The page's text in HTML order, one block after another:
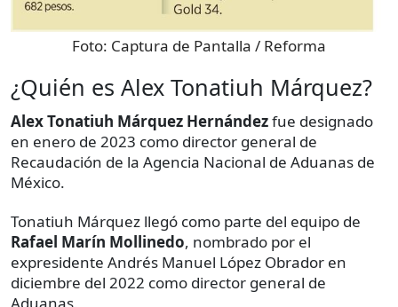
Foto: Captura de Pantalla / Reforma
¿Quién es Alex Tonatiuh Márquez?
Alex Tonatiuh Márquez Hernándezfue designado
en enero de 2023 como director general de
Recaudación de la Agencia Nacional de Aduanas de
México.
Tonatiuh Márquez llegó como parte del equipo de
Rafael Marín Mollinedo, nombrado por el
expresidente Andrés Manuel López Obrador en
diciembre del 2022 como director general de
Aduanas.